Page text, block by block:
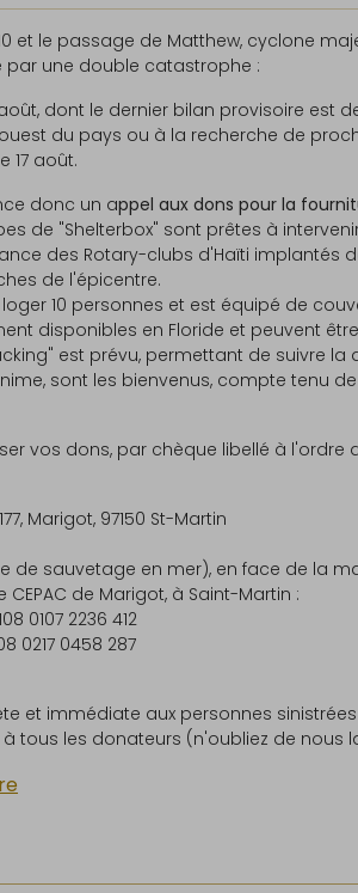
et le passage de Matthew, cyclone
par une double catastrophe :
dont le dernier bilan provisoire est
du pays ou à la recherche de
17 août.
donc un appel aux dons pour la
de "Shelterbox" sont prêtes à
des Rotary-clubs d'Haïti implantés
de l'épicentre.
10 personnes et est équipé de
disponibles en Floride et peuvent
est prévu, permettant de suivre
sont les bienvenus, compte tenu
vos dons, par chèque libellé à
Marigot, 97150 St-Martin
de sauvetage en mer), en face de la
de Marigot, à Saint-Martin :
0107 2236 412
0217 0458 287
et immédiate aux personnes sinistrées
tous les donateurs (n'oubliez de nous